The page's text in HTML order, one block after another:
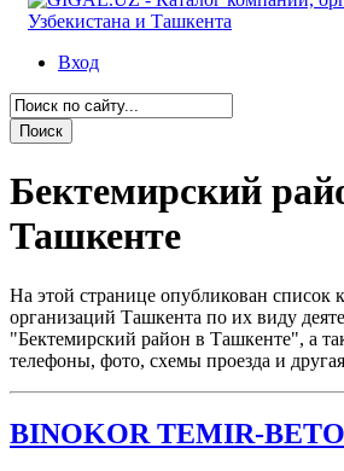
Вход
Бектемирский
Ташкенте
На этой странице опубликован список
организаций Ташкента по их виду
"Бектемирский район в Ташкенте", а
телефоны, фото, схемы проезда и
BINOKOR TEMIR-